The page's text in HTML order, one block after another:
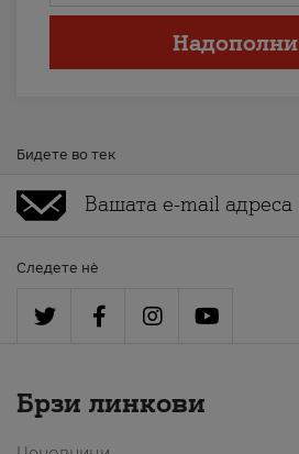
Надополни
Бидете во тек
Следете нè
Брзи линкови